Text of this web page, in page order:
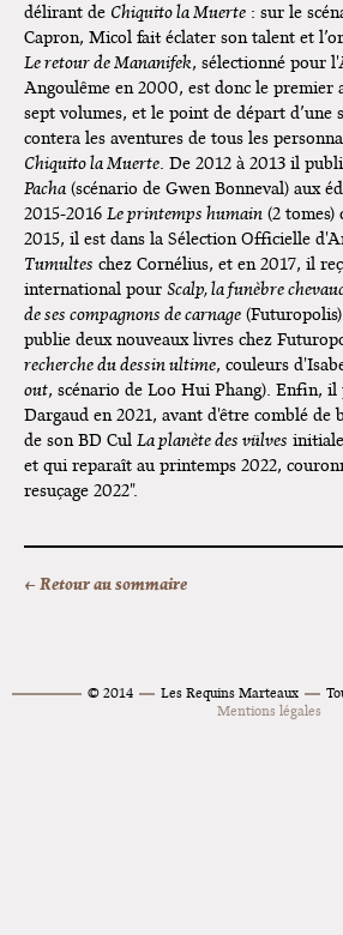
délirant de Chiquito la Muerte : sur le
Capron, Micol fait éclater son talent et
Le retour de Mananifek, sélectionné pour
Angoulême en 2000, est donc le premier
sept volumes, et le point de départ d’une
contera les aventures de tous les
Chiquito la Muerte. De 2012 à 2013 il
Pacha (scénario de Gwen Bonneval) aux
2015-2016 Le printemps humain (2 tomes)
2015, il est dans la Sélection Officielle
Tumultes chez Cornélius, et en 2017, il
international pour Scalp, la funèbre
de ses compagnons de carnage
publie deux nouveaux livres chez
recherche du dessin ultime, couleurs
out, scénario de Loo Hui Phang). Enfin, il
Dargaud en 2021, avant d'être comblé
de son BD Cul La planète des vülves
et qui reparaît au printemps 2022,
resuçage 2022".
← Retour au sommaire
© 2014 Les Requins Marteaux
Mentions légales
Exposition "Fungirl :
Home" à Colomiers
Tournée "Vulva Viking" :
Pich à Paris et Vincennes
Dédicace de Gwénola
Bruxelles